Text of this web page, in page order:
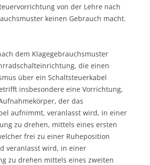
von der Lehre nach
keinen Gebrauch macht.
dem Klagegebrauchsmuster
die einen
über ein Schaltsteuerkabel
insbesondere eine Vorrichtung,
der das
aufnimmt, veranlasst wird, in einer
zu drehen, mittels eines ersten
frei zu einer Ruheposition
veranlasst wird, in einer
zu drehen mittels eines zweiten